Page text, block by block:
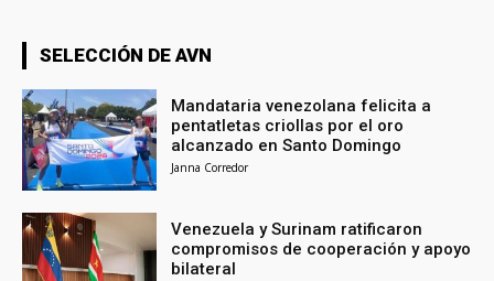
SELECCIÓN DE AVN
Mandataria venezolana felicita a
pentatletas criollas por el oro
alcanzado en Santo Domingo
Janna Corredor
Venezuela y Surinam ratificaron
compromisos de cooperación y apoyo
bilateral